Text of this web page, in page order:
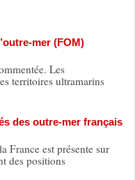
mer (FOM)
Les
territoires ultramarins
des outre-mer français
France est présente sur
des positions